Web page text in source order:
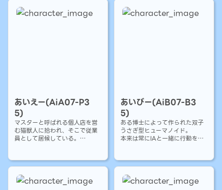
あいえー(AiA07-P3
5)
マスターと呼ばれる個人店を営
む猫獣人に拾われ、そこで従業
員として居候している。
頭に大きなリボンはマスターの
プレゼント。
また髪を束ねるリボンが1つ、し
あいびー(AiB07-B3
5)
ある博士によって作られた双子
うさぎ型ヒューマノイド。
本来は常にIAと一緒に行動をす
得意の情報処理能力を活かしIA
の行方を追っている。